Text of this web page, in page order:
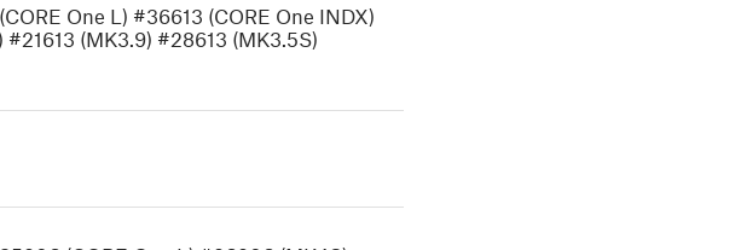
One L) #36613 (CORE One INDX)
(MK3.9) #28613 (MK3.5S)